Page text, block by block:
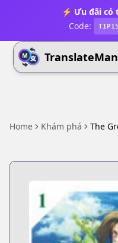
⚡ Ưu đãi có
Code:
Home Khám phá The